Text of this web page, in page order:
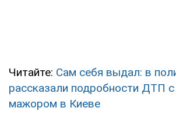
Читайте: Сам себя выдал: в
рассказали подробности ДТП
мажором в Киеве